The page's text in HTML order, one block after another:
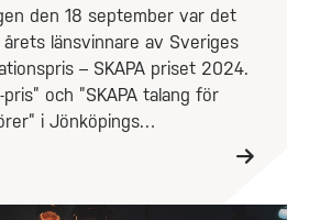
den 18 september var det
länsvinnare av Sveriges
– SKAPA priset 2024.
pris” och ”SKAPA talang för
i Jönköpings…